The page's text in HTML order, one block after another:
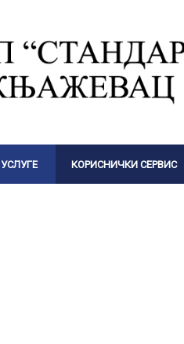
УСЛУГЕ КОРИСНИЧКИ СЕРВИС